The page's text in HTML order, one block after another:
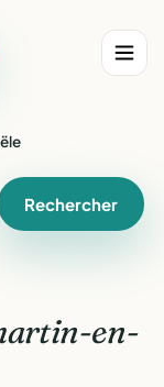
Rechercher
en-